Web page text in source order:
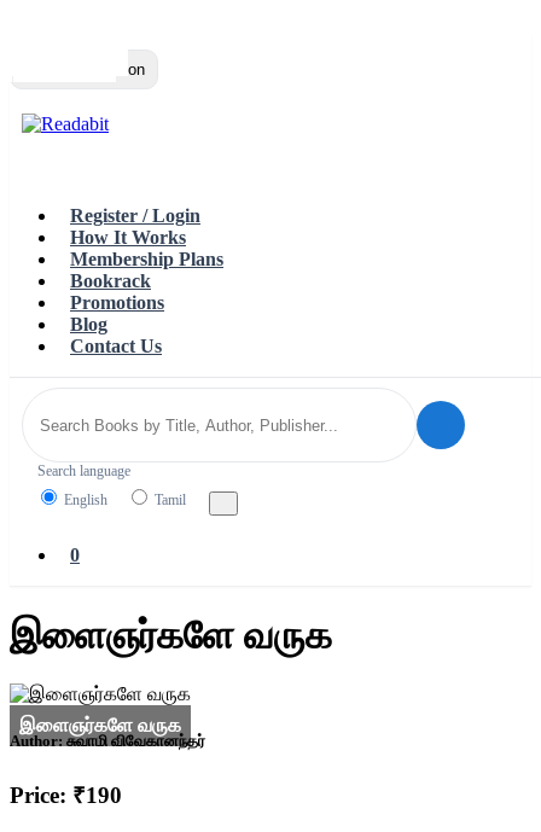
Toggle navigation
Register / Login
How It Works
Membership Plans
Bookrack
Promotions
Blog
Contact Us
Search language
English
Tamil
0
இளைஞர்களே வருக
Author: சுவாமி விவேகானந்தர்
Price: ₹190